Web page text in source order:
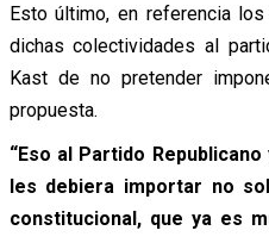
Esto último, en referencia
dichas colectividades al
Kast de no pretender
propuesta.
“Eso al Partido
les debiera importar no
constitucional, que ya es